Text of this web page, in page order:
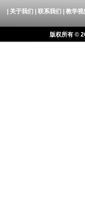
关于我们 联系我们 教学视
版权所有 ©